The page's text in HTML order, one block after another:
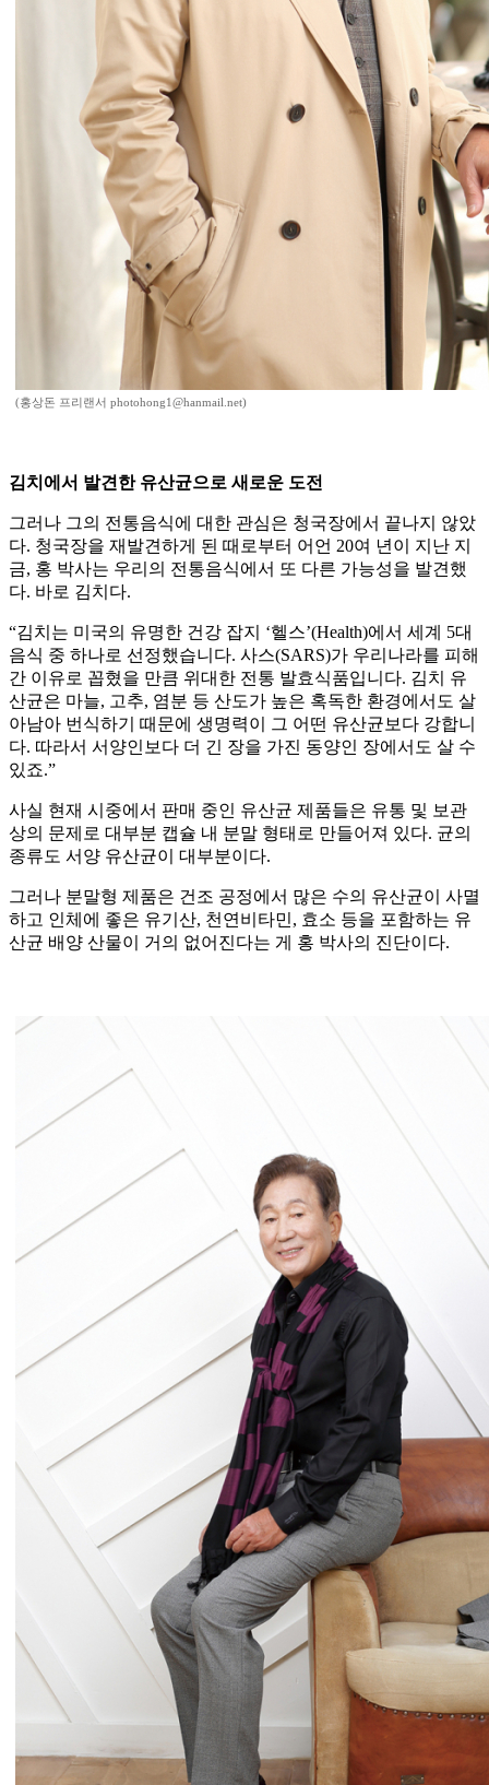
(홍상돈 프리랜서 photohong1@hanmail.net)
김치에서 발견한 유산균으로 새로운 도전
그러나 그의 전통음식에 대한 관심은 청국장에서 끝나지 않았
다. 청국장을 재발견하게 된 때로부터 어언 20여 년이 지난 지
금, 홍 박사는 우리의 전통음식에서 또 다른 가능성을 발견했
다. 바로 김치다.
“김치는 미국의 유명한 건강 잡지 ‘헬스’(Health)에서 세계 5대
음식 중 하나로 선정했습니다. 사스(SARS)가 우리나라를 피해
간 이유로 꼽혔을 만큼 위대한 전통 발효식품입니다. 김치 유
산균은 마늘, 고추, 염분 등 산도가 높은 혹독한 환경에서도 살
아남아 번식하기 때문에 생명력이 그 어떤 유산균보다 강합니
다. 따라서 서양인보다 더 긴 장을 가진 동양인 장에서도 살 수
있죠.”
사실 현재 시중에서 판매 중인 유산균 제품들은 유통 및 보관
상의 문제로 대부분 캡슐 내 분말 형태로 만들어져 있다. 균의
종류도 서양 유산균이 대부분이다.
그러나 분말형 제품은 건조 공정에서 많은 수의 유산균이 사멸
하고 인체에 좋은 유기산, 천연비타민, 효소 등을 포함하는 유
산균 배양 산물이 거의 없어진다는 게 홍 박사의 진단이다.